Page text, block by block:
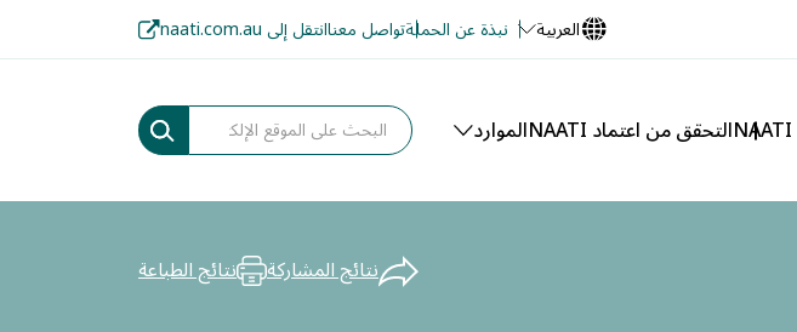
العربية نبذة عن الحملةتواصل معناانتقل إلى naati.com.au
التحقق من اعتماد NAATI الموارد
نتائج المشاركة نتائج الطباعة